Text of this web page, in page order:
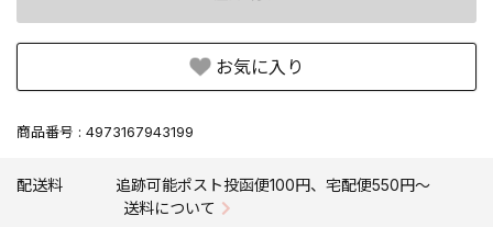
お気に入り
商品番号 4973167943199
配送料
追跡可能ポスト投函便100円、宅配便550円〜
送料について